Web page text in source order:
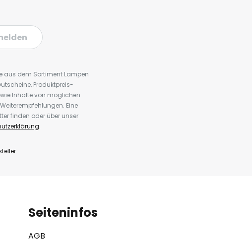
aus dem Sortiment Lampen
Produktpreis-
Inhalte von möglichen
Eine
finden oder über unser
.
.
Seiteninfos
AGB